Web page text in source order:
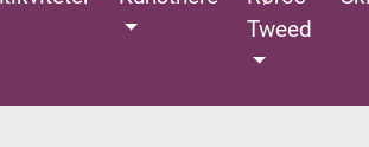
Tweed